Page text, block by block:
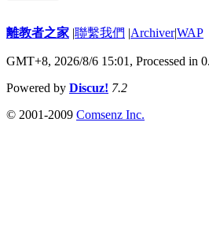
離教者之家 |聯繫我們 |Archiver|WAP
GMT+8, 2026/8/6 15:01, Processed in
Powered by Discuz! 7.2
© 2001-2009 Comsenz Inc.